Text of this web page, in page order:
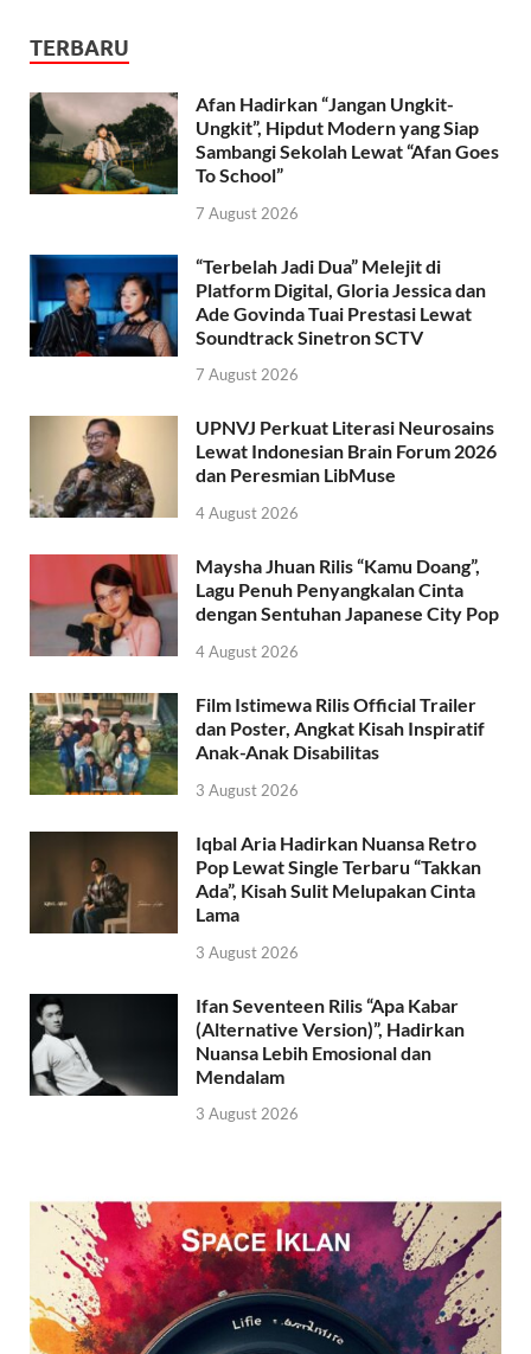
TERBARU
Afan Hadirkan “Jangan Ungkit-
Ungkit”, Hipdut Modern yang Siap
Sambangi Sekolah Lewat “Afan Goes
To School”
7 August 2026
“Terbelah Jadi Dua” Melejit di
Platform Digital, Gloria Jessica dan
Ade Govinda Tuai Prestasi Lewat
Soundtrack Sinetron SCTV
7 August 2026
UPNVJ Perkuat Literasi Neurosains
Lewat Indonesian Brain Forum 2026
dan Peresmian LibMuse
4 August 2026
Maysha Jhuan Rilis “Kamu Doang”,
Lagu Penuh Penyangkalan Cinta
dengan Sentuhan Japanese City Pop
4 August 2026
Film Istimewa Rilis Official Trailer
dan Poster, Angkat Kisah Inspiratif
Anak-Anak Disabilitas
3 August 2026
Iqbal Aria Hadirkan Nuansa Retro
Pop Lewat Single Terbaru “Takkan
Ada”, Kisah Sulit Melupakan Cinta
Lama
3 August 2026
Ifan Seventeen Rilis “Apa Kabar
(Alternative Version)”, Hadirkan
Nuansa Lebih Emosional dan
Mendalam
3 August 2026